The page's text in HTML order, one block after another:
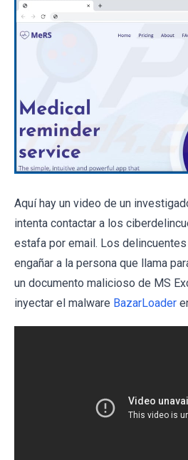
Aquí hay un video de un
intenta contactar a los
estafa por email. Los
engañar a la persona que llama
un documento malicioso de MS
inyectar el malware BazarLoader